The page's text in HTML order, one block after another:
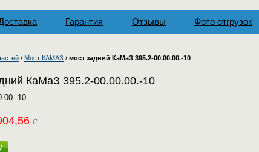
Гарантия Отзывы Фото отгрузок
/ Мост КАМАЗ / мост задний КаМаЗ 395.2-00.00.00.-10
КаМаЗ 395.2-00.00.00.-10
10
c